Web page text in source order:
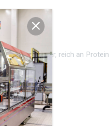
Lecker, reich an